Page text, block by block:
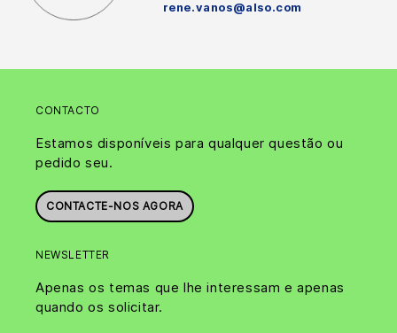
rene.vanos@also.com
CONTACTO
Estamos disponíveis para qualquer questão ou
pedido seu.
CONTACTE-NOS AGORA
NEWSLETTER
Apenas os temas que lhe interessam e apenas
quando os solicitar.